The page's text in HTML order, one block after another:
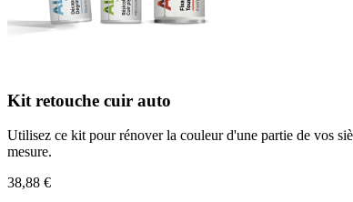
Kit retouche cuir auto
Utilisez ce kit pour rénover la couleur d'une partie de vos
mesure.
38,88 €